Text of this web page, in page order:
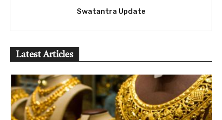
Swatantra Update
Latest Articles